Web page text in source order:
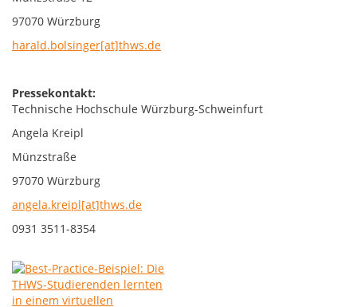
97070 Würzburg
harald.bolsinger[at]thws.de
Pressekontakt:
Technische Hochschule Würzburg-Schweinfurt
Angela Kreipl
Münzstraße
97070 Würzburg
angela.kreipl[at]thws.de
0931 3511-8354